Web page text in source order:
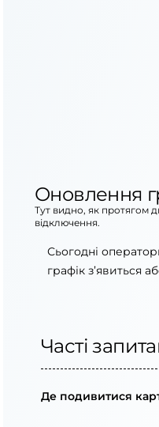
Оновлення
Тут видно, як протягом
відключення.
Сьогодні
графік з’явиться
Часті
Де подивитися